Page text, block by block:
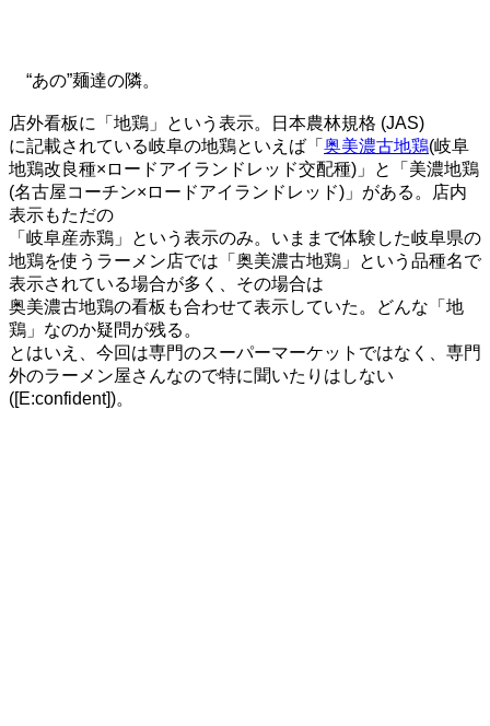
“あの”麺達の隣。
店外看板に「地鶏」という表示。日本農林規格 (JAS)
に記載されている岐阜の地鶏といえば「 奥美濃古地鶏(岐阜
地鶏改良種×ロードアイランドレッド交配種)」と「美濃地鶏
(名古屋コーチン×ロードアイランドレッド)」がある。店内
表示もただの
「岐阜産赤鶏」という表示のみ。いままで体験した岐阜県の
地鶏を使うラーメン店では「奥美濃古地鶏」という品種名で
表示されている場合が多く、その場合は
奥美濃古地鶏の看板も合わせて表示していた。どんな「地
鶏」なのか疑問が残る。
とはいえ、今回は専門のスーパーマーケットではなく、専門
外のラーメン屋さんなので特に聞いたりはしない
([E:confident])。